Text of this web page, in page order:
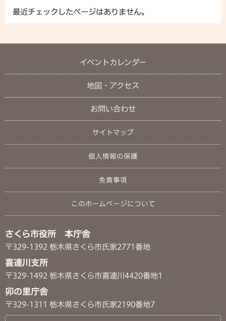
最近チェックしたページはありません。
イベントカレンダー
地図・アクセス
お問い合わせ
サイトマップ
個人情報の保護
免責事項
このホームページについて
さくら市役所 本庁舎
〒329-1392 栃木県さくら市氏家2771番地
喜連川支所
〒329-1492 栃木県さくら市喜連川4420番地1
卯の里庁舎
〒329-1311 栃木県さくら市氏家2190番地7